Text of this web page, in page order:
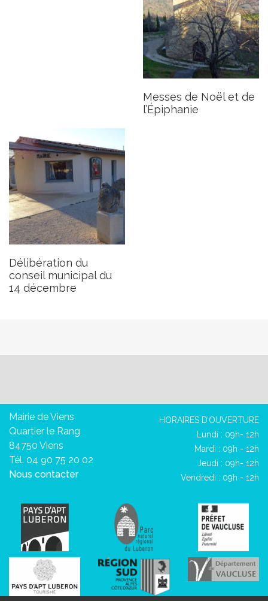
Messes de Noël et de
l’Épiphanie
Délibération du
conseil municipal du
14 décembre
Mairie de Viens
Quartier le Rang
84750 Viens
Tél. 04 90 75 20 02
Nous contacter
HORAIRES D’OUVERTURE
Lundi : 09h- 12h
Mardi : 09h - 12h
Jeudi : 09h- 12h
Vendredi : 09h - 12h